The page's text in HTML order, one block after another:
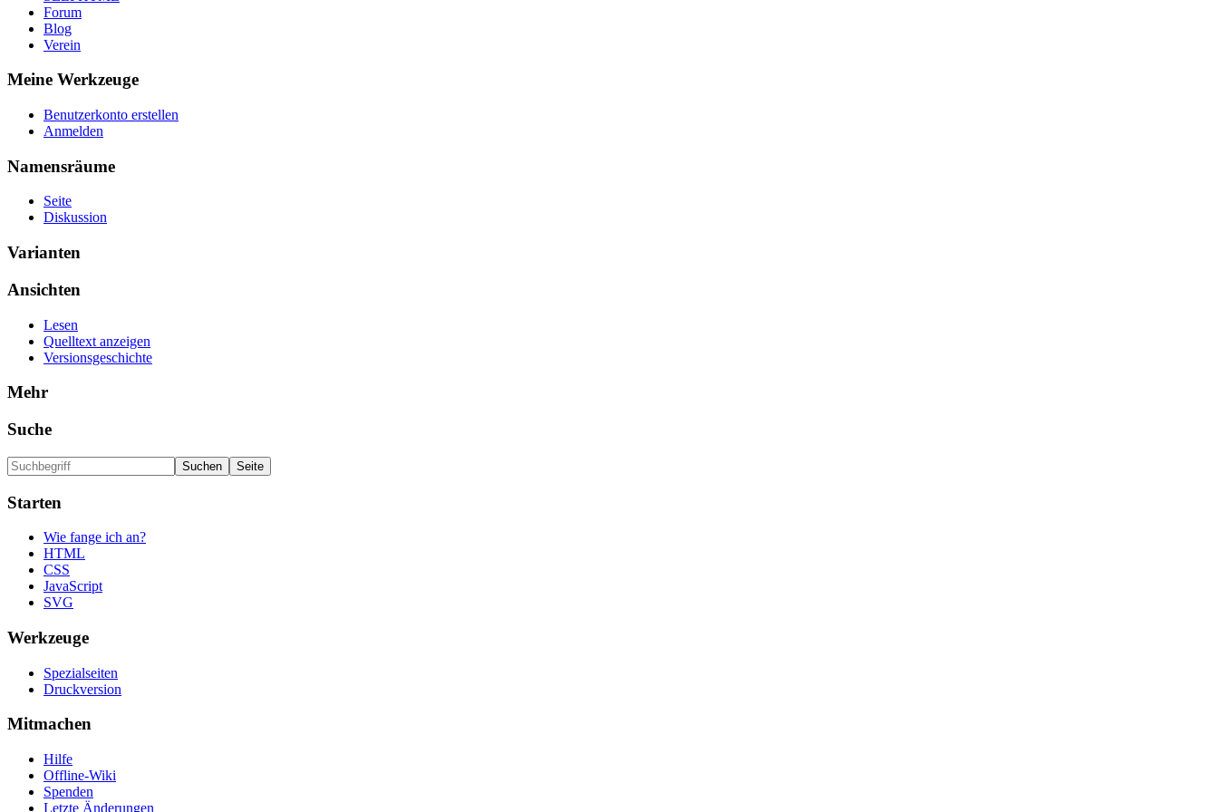
Forum
Blog
Verein
Meine Werkzeuge
Benutzerkonto erstellen
Anmelden
Namensräume
Seite
Diskussion
Varianten
Ansichten
Lesen
Quelltext anzeigen
Versionsgeschichte
Mehr
Suche
Starten
Wie fange ich an?
HTML
CSS
JavaScript
SVG
Werkzeuge
Spezialseiten
Druckversion
Mitmachen
Hilfe
Offline-Wiki
Spenden
Letzte Änderungen